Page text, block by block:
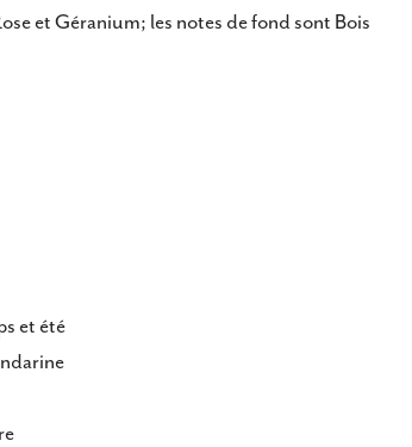
et Géranium; les notes de fond sont Bois
et été